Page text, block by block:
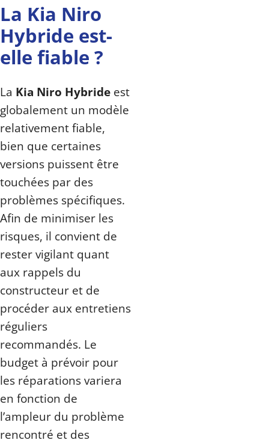
La Kia Niro
Hybride est-
elle fiable ?
La Kia Niro Hybride est
globalement un modèle
relativement fiable,
bien que certaines
versions puissent être
touchées par des
problèmes spécifiques.
Afin de minimiser les
risques, il convient de
rester vigilant quant
aux rappels du
constructeur et de
procéder aux entretiens
réguliers
recommandés. Le
budget à prévoir pour
les réparations variera
en fonction de
l’ampleur du problème
rencontré et des